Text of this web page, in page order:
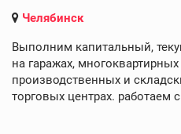
Челябинск
Выполним капитальный,
на гаражах,
производственных и
торговых центрах. работаем